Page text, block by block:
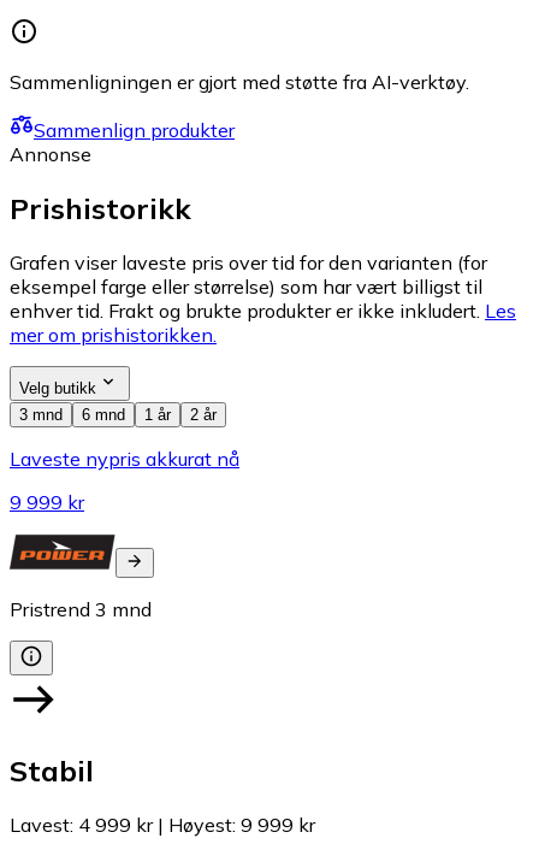
Sammenligningen er gjort med støtte fra AI-verktøy.
Sammenlign produkter
Annonse
Prishistorikk
Grafen viser laveste pris over tid for den varianten (for
eksempel farge eller størrelse) som har vært billigst til
enhver tid. Frakt og brukte produkter er ikke inkludert. Les
mer om prishistorikken.
Velg butikk
3 mnd
6 mnd 1 år 2 år
Laveste nypris akkurat nå
9 999 kr
Pristrend 3 mnd
Stabil
Lavest: 4 999 kr| Høyest: 9 999 kr